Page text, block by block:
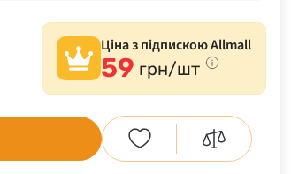
Ціна з підпискою Allmall
59 грн/шт